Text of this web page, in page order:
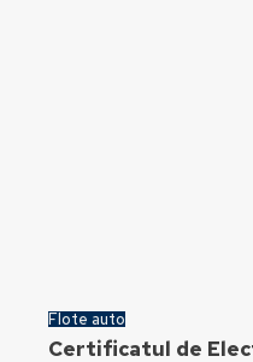
Flote auto
Certificatul de